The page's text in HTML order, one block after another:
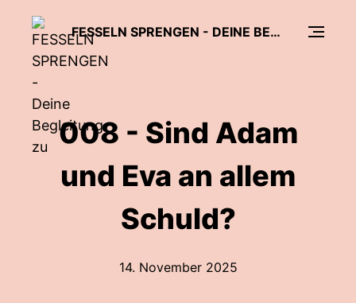
FESSELN SPRENGEN - DEINE BEGLEITUNG ZU "EIN KURS IN WUNDERN"
008 - Sind Adam
und Eva an allem
Schuld?
14. November 2025